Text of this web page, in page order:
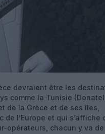
devraient être les
comme la Tunisie
de la Grèce et de ses îles,
l’Europe et qui s’affiche
opérateurs, chacun y va de